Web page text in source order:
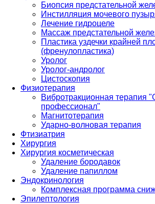
Биопсия предстательной
Инстилляция мочевого
Лечение гидроцеле
Массаж предстательной
Пластика уздечки крайней
(френулопластика)
Уролог
Уролог-андролог
Цистоскопия
Физиотерапия
Вибротракционная терапия
профессионал"
Магнитотерапия
Ударно-волновая терапия
Фтизиатрия
Хирургия
Хирургия косметическая
Удаление бородавок
Удаление папиллом
Эндокринология
Комплексная программа
Эпилептология